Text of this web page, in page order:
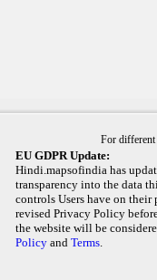
For
EU GDPR Update:
Hindi.mapsofindia has
transparency into the data
controls Users have on their
revised Privacy Policy
the website will be
Policyand Terms.